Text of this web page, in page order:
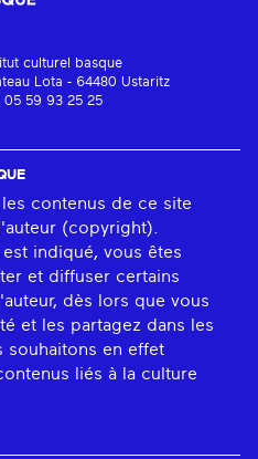
culturel basque
Lota - 64480 Ustaritz
05 59 93 25 25
contenus de ce site
(copyright).
indiqué, vous êtes
et diffuser certains
dès lors que vous
et les partagez dans les
souhaitons en effet
liés à la culture